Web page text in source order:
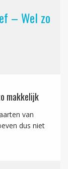
– Wel zo
makkelijk
van
dus niet